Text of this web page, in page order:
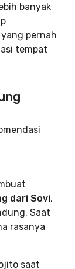
banyak
pernah
tempat
dari Sovi,
Saat
rasanya
saat